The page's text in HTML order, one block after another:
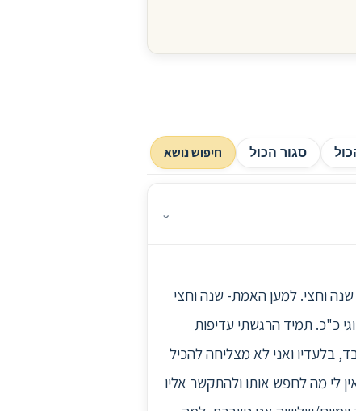
סגור הכול חיפוש נושא
⌄
שנה וחצי. למען האמת- שנה וחצי
כ"כ. תמיד הרגשתי עדיפות
בלעדיו ואני לא מצליחה להכיל
לי מה לחפש אותו ולהתקשר אליו